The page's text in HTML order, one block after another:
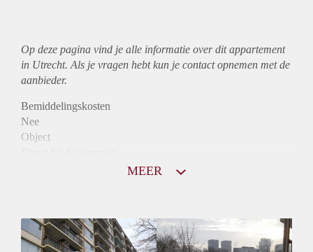
Op deze pagina vind je alle informatie over ditappartement
in Utrecht. Als je vragen hebt kun je contact opnemen met de
aanbieder.
Bemiddelingskosten
Nee
Object
Huurtoeslag
Niet mogelijk
MEER